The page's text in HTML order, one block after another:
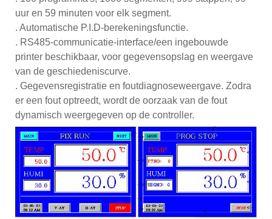
uur en 59 minuten voor elk segment.
. Automatische P.I.D-berekeningsfunctie.
. RS485-communicatie-interface/een ingebouwde
printer beschikbaar, voor gegevensopslag en weergave
van de geschiedeniscurve.
. Gegevensregistratie en foutdiagnoseweergave. Zodra
er een fout optreedt, wordt de oorzaak van de fout
dynamisch weergegeven op de controller.